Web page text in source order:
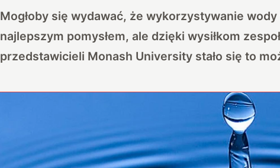
Mogłoby się wydawać, że wykorzystywanie
najlepszym pomysłem, ale dzięki wysiłkom
przedstawicieli Monash University stało się to